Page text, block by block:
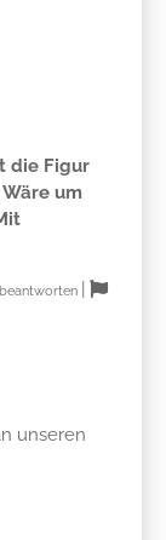
die Figur
um
unseren